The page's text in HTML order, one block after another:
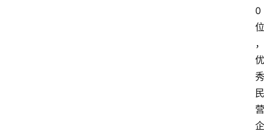
0
位
，
优
秀
民
营
企